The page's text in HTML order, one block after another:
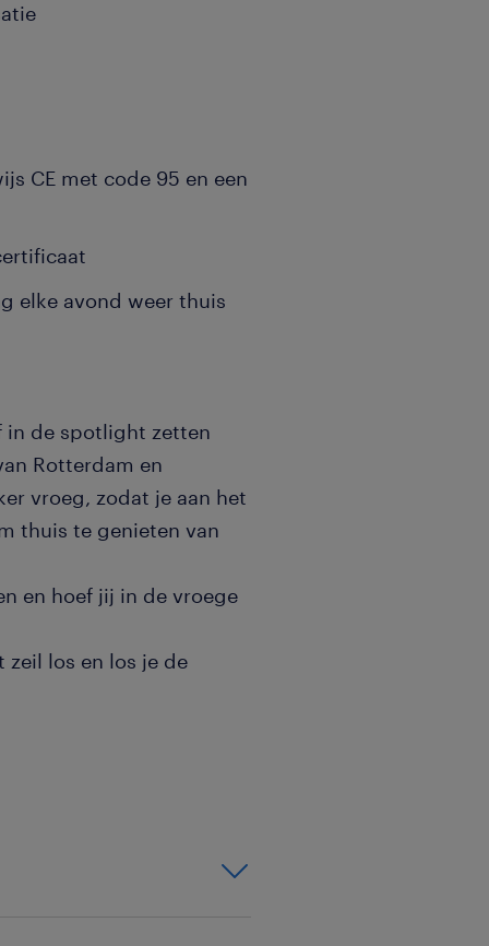
CE met code 95 en een
elke avond weer thuis
in de spotlight zetten
Rotterdam en
vroeg, zodat je aan het
thuis te genieten van
en hoef jij in de vroege
zeil los en los je de
maar het komt vaak
met vrijdag en je altijd